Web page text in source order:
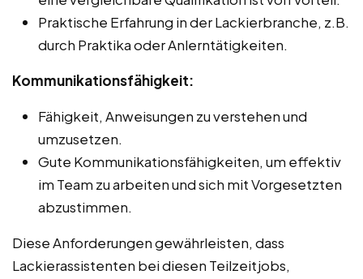
Praktische Erfahrung in der Lackierbranche, z.B.
durch Praktika oder Anlerntätigkeiten.
Kommunikationsfähigkeit:
Fähigkeit, Anweisungen zu verstehen und
umzusetzen.
Gute Kommunikationsfähigkeiten, um effektiv
im Team zu arbeiten und sich mit Vorgesetzten
abzustimmen.
Diese Anforderungen gewährleisten, dass
Lackierassistenten bei diesen Teilzeitjobs,